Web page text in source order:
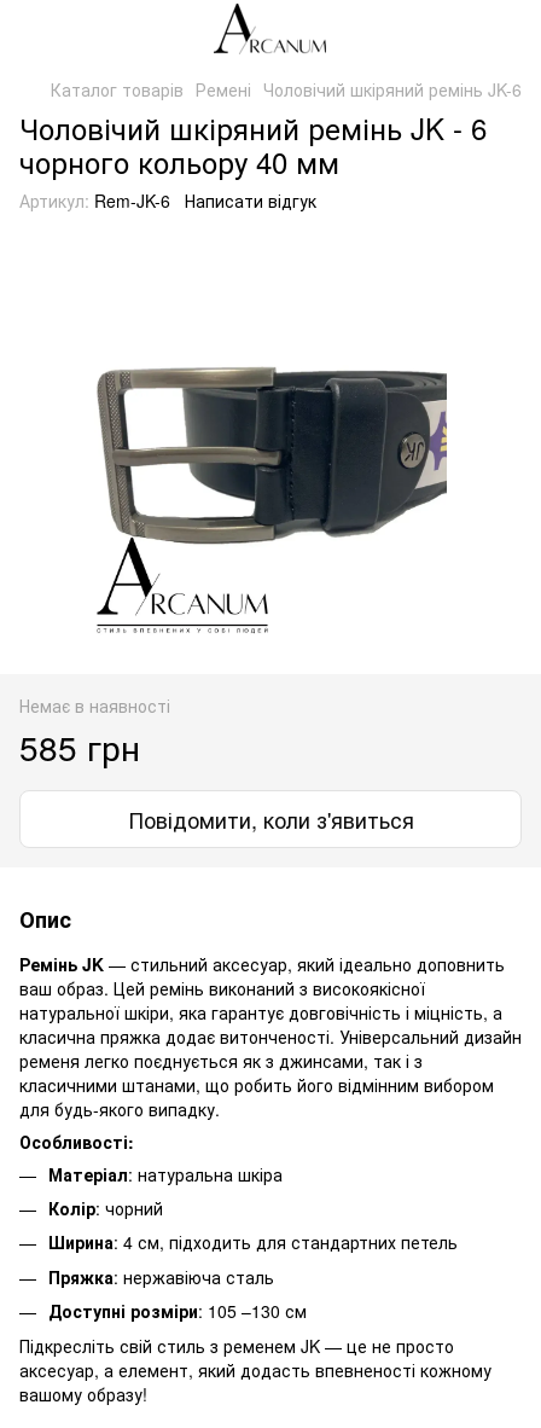
Каталог товарів Ремені Чоловічий шкіряний ремінь JK-6
Чоловічий шкіряний ремінь JK - 6
чорного кольору 40 мм
Артикул: Rem-JK-6 Написати відгук
Немає в наявності
585 грн
Повідомити, коли з'явиться
Опис
Ремінь JK — стильний аксесуар, який ідеально доповнить
ваш образ. Цей ремінь виконаний з високоякісної
натуральної шкіри, яка гарантує довговічність і міцність, а
класична пряжка додає витонченості. Універсальний дизайн
ременя легко поєднується як з джинсами, так і з
класичними штанами, що робить його відмінним вибором
для будь-якого випадку.
Особливості:
Матеріал: натуральна шкіра
Колір: чорний
Ширина: 4 см, підходить для стандартних петель
Пряжка: нержавіюча сталь
Доступні розміри: 105 –130 см
Підкресліть свій стиль з ременем JK — це не просто
аксесуар, а елемент, який додасть впевненості кожному
вашому образу!